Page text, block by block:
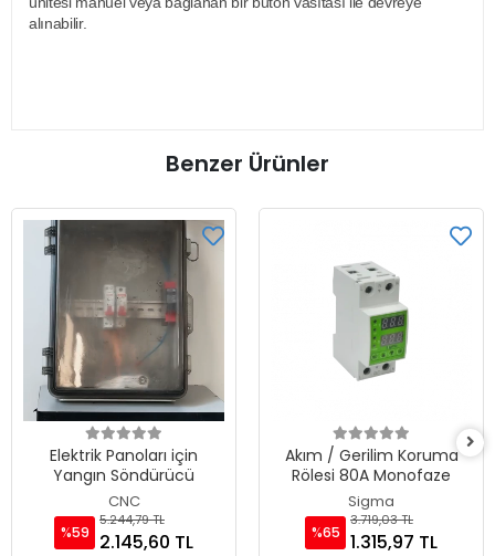
alınabilir.
Benzer Ürünler
Elektrik Panoları için
Yangın Söndürücü
CNC
%59
5.244,79 TL
2.145,60 TL
Akım / Gerilim Koruma
Rölesi 80A Monofaze
Sigma
%65
3.719,03 TL
1.315,97 TL